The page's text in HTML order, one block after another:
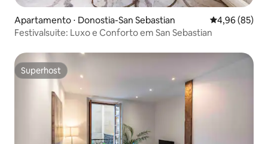
Apartamento ⋅ Donostia-San Sebastian 4,96 de uma
4,96 (85)
Festivalsuite: Luxo e Conforto em San Sebastian
Superhost
Superhost